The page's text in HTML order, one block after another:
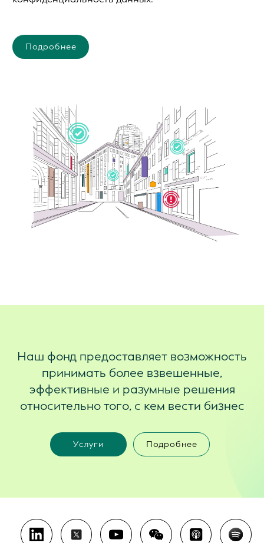
Подробнее
Наш фонд предоставляет возможность
принимать более взвешенные,
эффективные и разумные решения
относительно того, с кем вести бизнес
Услуги Подробнее